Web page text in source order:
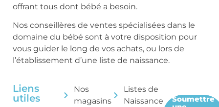
offrant tous dont bébé a besoin.
Nos conseillères de ventes spécialisées dans le
domaine du bébé sont à votre disposition pour
vous guider le long de vos achats, ou lors de
l’établissement d’une liste de naissance.
Liens
utiles
Nos
magasins
Listes de
Naissance
Soumettre